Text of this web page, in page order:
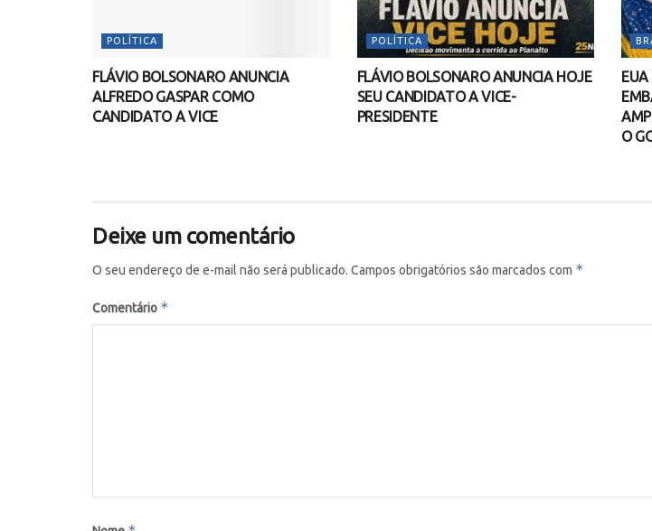
POLÍTICA
FLÁVIO BOLSONARO ANUNCIA
ALFREDO GASPAR COMO
CANDIDATO A VICE
POLÍTICA
FLÁVIO BOLSONARO ANUNCIA HOJE
SEU CANDIDATO A VICE-
PRESIDENTE
O
Deixe um comentário
O seu endereço de e-mail não será publicado. Campos obrigatórios são marcados com *
Comentário *